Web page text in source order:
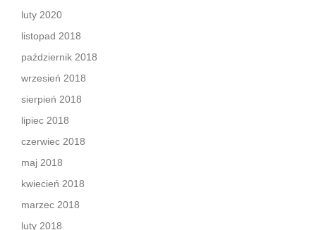
luty 2020
listopad 2018
październik 2018
wrzesień 2018
sierpień 2018
lipiec 2018
czerwiec 2018
maj 2018
kwiecień 2018
marzec 2018
luty 2018